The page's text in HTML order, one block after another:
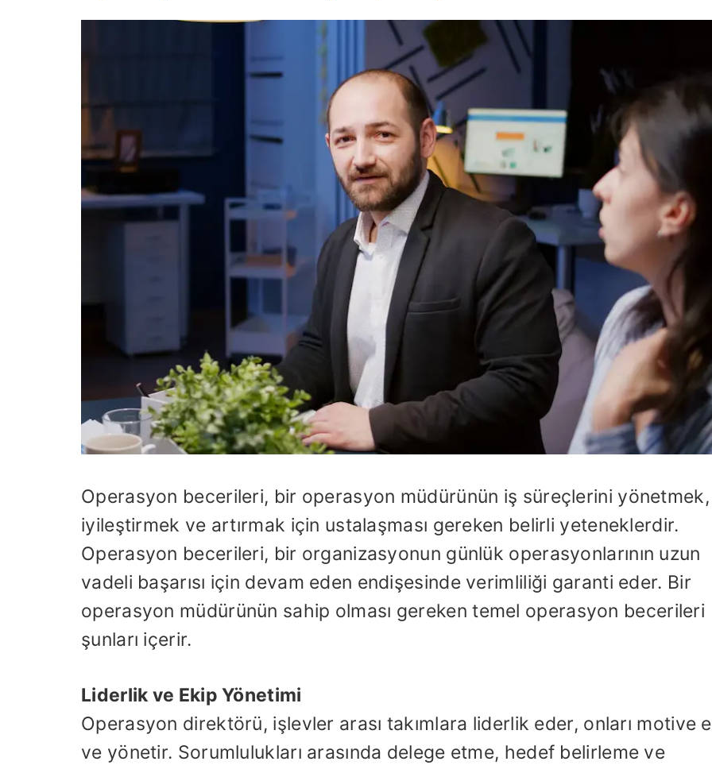
Operasyon becerileri, bir operasyon müdürünün iş süreçlerini yönetmek,
iyileştirmek ve artırmak için ustalaşması gereken belirli yeteneklerdir.
Operasyon becerileri, bir organizasyonun günlük operasyonlarının uzun
vadeli başarısı için devam eden endişesinde verimliliği garanti eder. Bir
operasyon müdürünün sahip olması gereken temel operasyon becerileri
şunları içerir.
Liderlik ve Ekip Yönetimi
Operasyon direktörü, işlevler arası takımlara liderlik eder, onları motive
ve yönetir. Sorumlulukları arasında delege etme, hedef belirleme ve